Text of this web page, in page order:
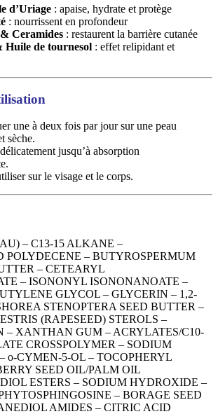
d’Uriage : apaise, hydrate et protège
: nourrissent en profondeur
Ceramides : restaurent la barrière cutanée
Huile de tournesol : effet relipidant et
une à deux fois par jour sur une peau
sèche.
jusqu’à absorption
sur le visage et le corps.
– C13-15 ALKANE –
POLYDECENE – BUTYROSPERMUM
– CETEARYL
– ISONONYL ISONONANOATE –
GLYCOL – GLYCERIN – 1,2-
STENOPTERA SEED BUTTER –
(RAPESEED) STEROLS –
– XANTHAN GUM – ACRYLATES/C10-
CROSSPOLYMER – SODIUM
o-CYMEN-5-OL – TOCOPHERYL
SEED OIL/PALM OIL
ESTERS – SODIUM HYDROXIDE –
– BORAGE SEED
AMIDES – CITRIC ACID